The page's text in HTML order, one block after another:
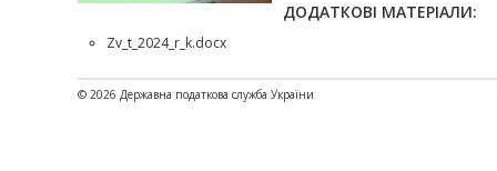
ДОДАТКОВІ МАТЕРІАЛИ:
Zv_t_2024_r_k.docx
© 2026 Державна податкова служба України